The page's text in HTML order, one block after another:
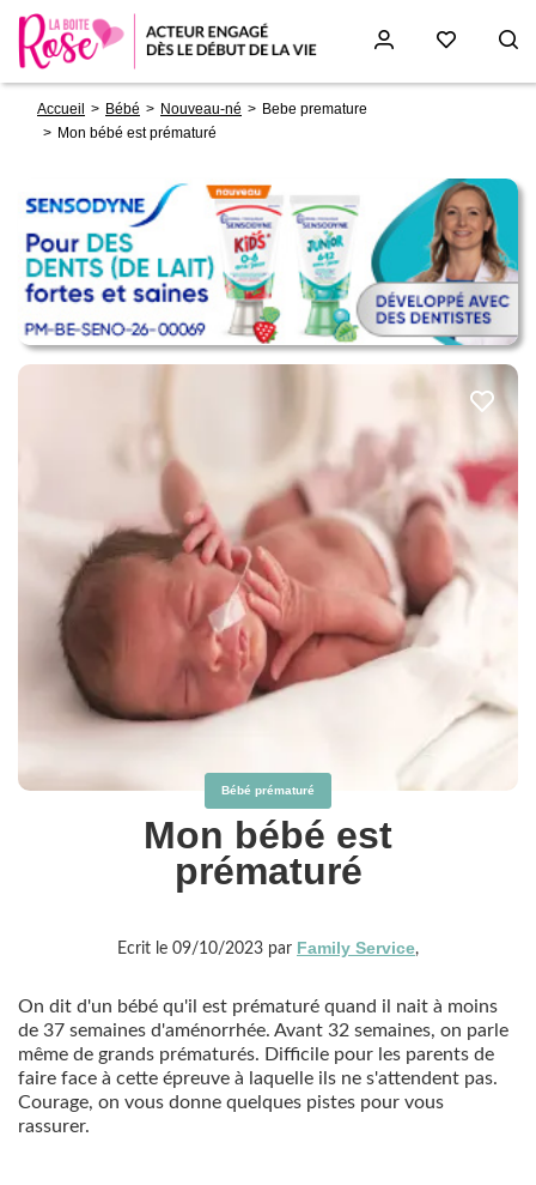
d'Ariane
Accueil Bébé Nouveau-né
Bebe premature
Mon bébé est prématuré
Bébé prématuré
Mon bébé est
prématuré
Ecrit le 09/10/2023 par Family Service,
On dit d'un bébé qu'il est prématuré quand il nait à moins
de 37 semaines d'aménorrhée. Avant 32 semaines, on parle
même de grands prématurés. Difficile pour les parents de
faire face à cette épreuve à laquelle ils ne s'attendent pas.
Courage, on vous donne quelques pistes pour vous
rassurer.